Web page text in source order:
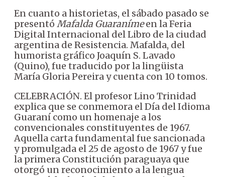
En cuanto a historietas, el sábado pasado se
presentó Mafalda Guaranímeen la Feria
Digital Internacional del Libro de la ciudad
argentina de Resistencia. Mafalda, del
humorista gráfico Joaquín S. Lavado
(Quino), fue traducido por la lingüista
María Gloria Pereira y cuenta con 10 tomos.
CELEBRACIÓN. El profesor Lino Trinidad
explica que se conmemora el Día del Idioma
Guaraní como un homenaje a los
convencionales constituyentes de 1967.
Aquella carta fundamental fue sancionada
y promulgada el 25 de agosto de 1967 y fue
la primera Constitución paraguaya que
otorgó un reconocimiento a la lengua